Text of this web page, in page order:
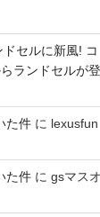
セルに新風! コ
ランドセルが登
た件に lexusfun
た件に gsマスオ